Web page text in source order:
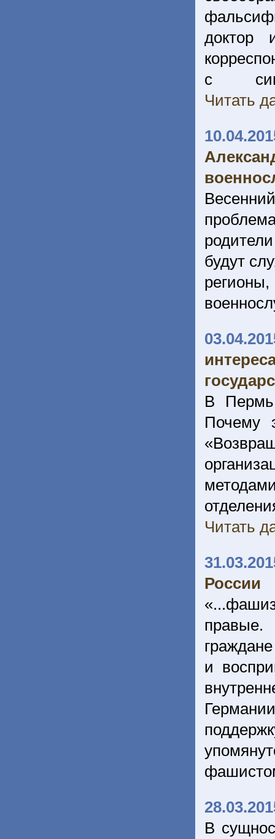
доктор
с
Читать
будут
В Пермь
Почему
Читать
России
правые.
и
В